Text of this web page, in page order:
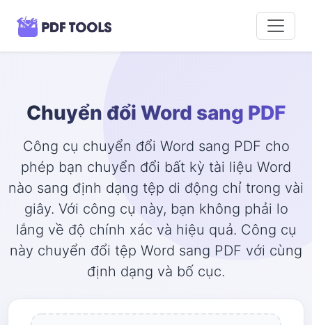
Chuyển đổi Word sang PDF
Công cụ chuyển đổi Word sang PDF cho
phép bạn chuyển đổi bất kỳ tài liệu Word
nào sang định dạng tệp di động chỉ trong vài
giây. Với công cụ này, bạn không phải lo
lắng về độ chính xác và hiệu quả. Công cụ
này chuyển đổi tệp Word sang PDF với cùng
định dạng và bố cục.